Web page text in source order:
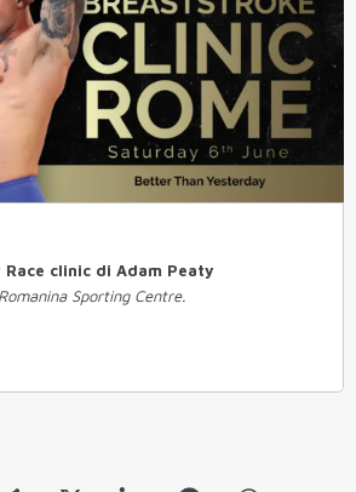
clinic di Adam Peaty
Sporting Centre.